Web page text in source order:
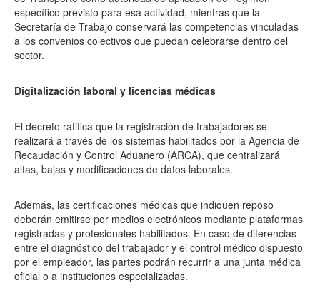
específico previsto para esa actividad, mientras que la
Secretaría de Trabajo conservará las competencias vinculadas
a los convenios colectivos que puedan celebrarse dentro del
sector.
Digitalización laboral y licencias médicas
El decreto ratifica que la registración de trabajadores se
realizará a través de los sistemas habilitados por la Agencia de
Recaudación y Control Aduanero (ARCA), que centralizará
altas, bajas y modificaciones de datos laborales.
Además, las certificaciones médicas que indiquen reposo
deberán emitirse por medios electrónicos mediante plataformas
registradas y profesionales habilitados. En caso de diferencias
entre el diagnóstico del trabajador y el control médico dispuesto
por el empleador, las partes podrán recurrir a una junta médica
oficial o a instituciones especializadas.